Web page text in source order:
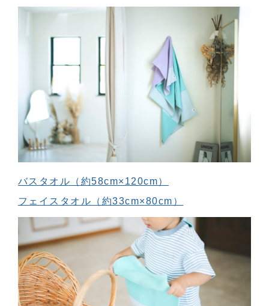
バスタオル（約58cm×120cm）
フェイスタオル（約33cm×80cm）